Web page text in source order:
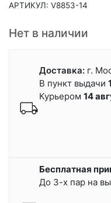
АРТИКУЛ: V8853-14
Нет в наличии
Доставка: г.
В пункт выдачи
Курьером 14
Бесплатная
До 3-х пар на